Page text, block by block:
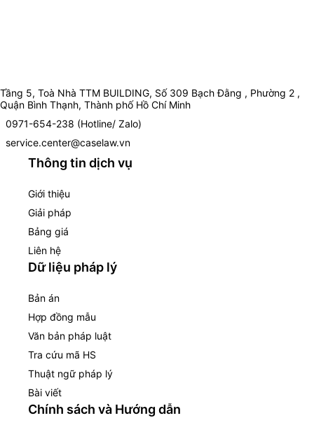
Tầng 5, Toà Nhà TTM BUILDING, Số 309 Bạch Đằng , Phường 2 ,
Quận Bình Thạnh, Thành phố Hồ Chí Minh
0971-654-238 (Hotline/ Zalo)
service.center@caselaw.vn
Thông tin dịch vụ
Giới thiệu
Giải pháp
Bảng giá
Liên hệ
Dữ liệu pháp lý
Bản án
Hợp đồng mẫu
Văn bản pháp luật
Tra cứu mã HS
Thuật ngữ pháp lý
Bài viết
Chính sách và Hướng dẫn